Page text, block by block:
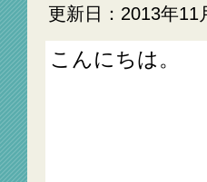
更新日：2013年11
こんにちは。